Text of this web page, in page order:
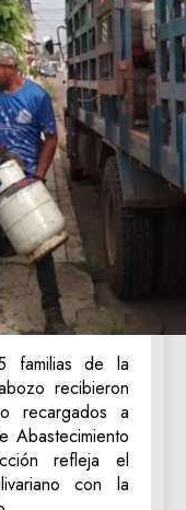
familias de la
recibieron
recargados a
Abastecimiento
refleja el
con la